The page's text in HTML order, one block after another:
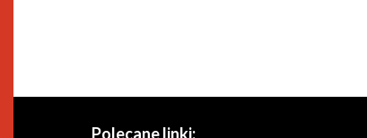
Polecane linki: